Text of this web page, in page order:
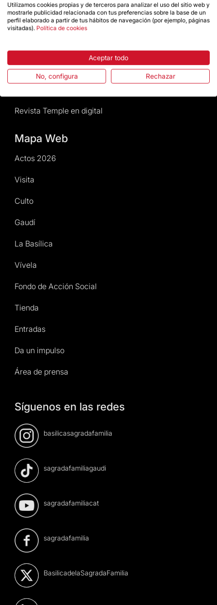
Noticias y Actualidad
Da un impulso
Revista Temple en digital
Mapa Web
Actos 2026
Visita
Culto
Gaudí
La Basílica
Vívela
Fondo de Acción Social
Tienda
Entradas
Da un impulso
Área de prensa
Síguenos en las redes
basilicasagradafamilia
sagradafamiliagaudi
sagradafamiliacat
sagradafamilia
BasilicadelaSagradaFamilia
Utilizamos cookies propias y de terceros para analizar el uso del sitio web y
mostrarle publicidad relacionada con tus preferencias sobre la base de un
perfil elaborado a partir de tus hábitos de navegación (por ejemplo, páginas
visitadas). Política de cookies
Aceptar todo
No, configura Rechazar